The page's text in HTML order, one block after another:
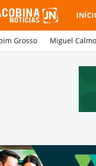
Grosso Miguel